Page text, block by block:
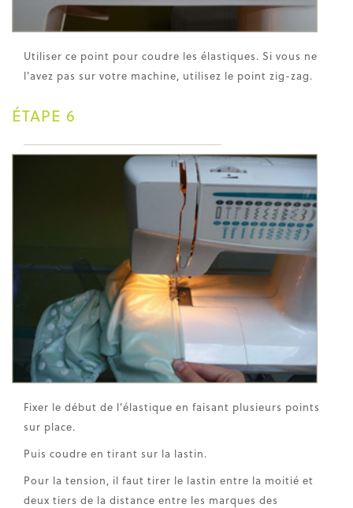
Utiliser ce point pour coudre les élastiques. Si vous ne
l'avez pas sur votre machine, utilisez le point zig-zag.
ÉTAPE 6
Fixer le début de l'élastique en faisant plusieurs points
sur place.
Puis coudre en tirant sur la lastin.
Pour la tension, il faut tirer le lastin entre la moitié et
deux tiers de la distance entre les marques des